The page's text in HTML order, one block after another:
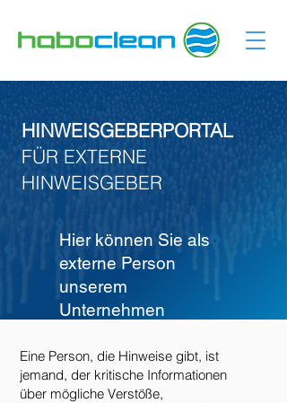
HINWEISGEBERPORTAL
FÜR EXTERNE
HINWEISGEBER
Hier können Sie als
externe Person
unserem
Unternehmen
Missstände und
Verstöße melden.
Eine Person, die Hinweise gibt, ist
jemand, der kritische Informationen
über mögliche Verstöße,